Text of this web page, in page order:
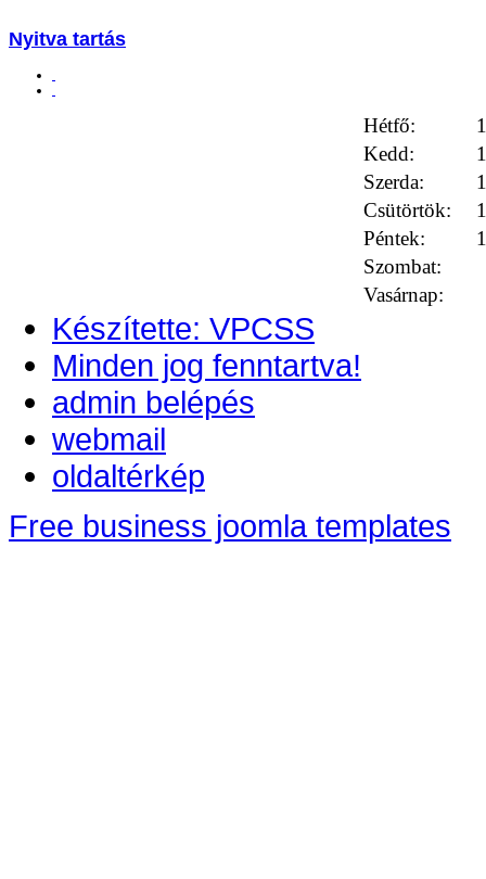
Nyitva tartás
Hétfő:
Kedd:
Szerda:
Csütörtök:
Péntek:
Szombat:
Vasárnap:
Készítette: VPCSS
Minden jog fenntartva!
admin belépés
webmail
oldaltérkép
Free business joomla templates